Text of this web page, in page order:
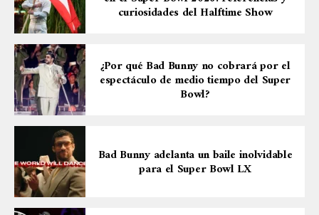
curiosidades del Halftime Show
¿Por qué Bad Bunny no cobrará por el
espectáculo de medio tiempo del Super
Bowl?
Bad Bunny adelanta un baile inolvidable
para el Super Bowl LX